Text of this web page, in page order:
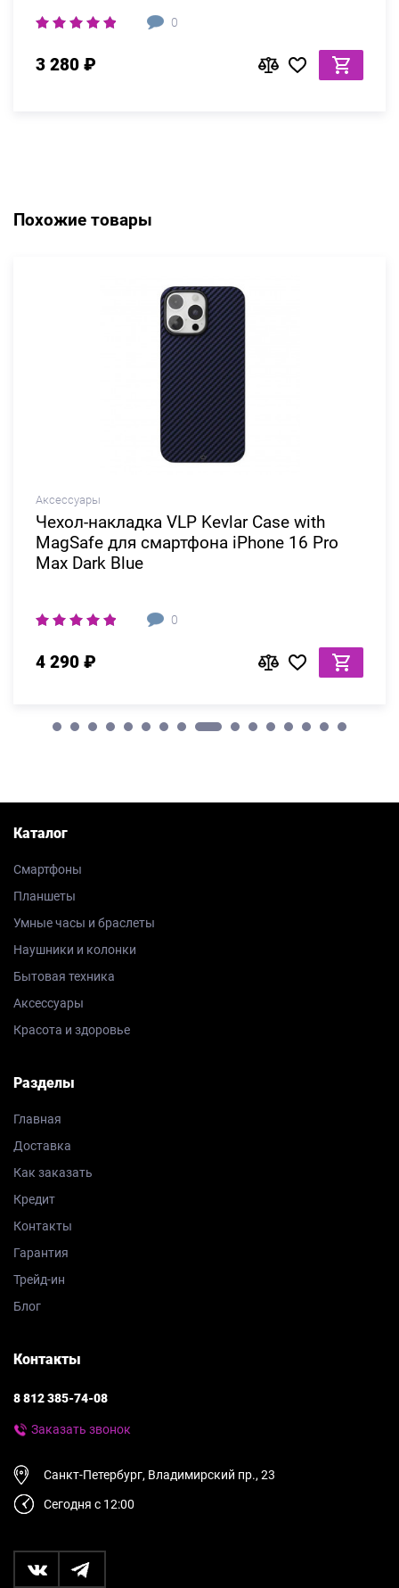
0
3 280 ₽
Похожие товары
Аксессуары
Чехол-накладка VLP Kevlar Сase with
MagSafe для смартфона iPhone 16 Pro
Max Dark Blue
0
4 290 ₽
Каталог
Смартфоны
Планшеты
Умные часы и браслеты
Наушники и колонки
Бытовая техника
Аксессуары
Красота и здоровье
Разделы
Главная
Доставка
Как заказать
Кредит
Контакты
Гарантия
Трейд-ин
Блог
Контакты
8 812 385-74-08
Заказать звонок
Санкт-Петербург, Владимирский пр., 23
Сегодня с 12:00